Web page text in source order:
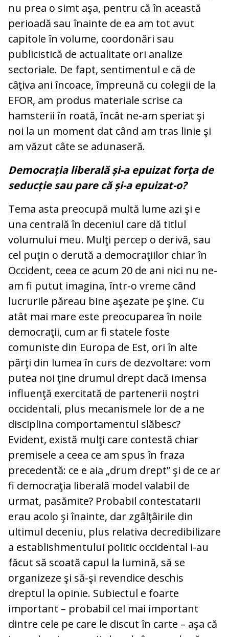
nu prea o simt aşa, pentru că în această
perioadă sau înainte de ea am tot avut
capitole în volume, coordonări sau
publicistică de actualitate ori analize
sectoriale. De fapt, sentimentul e că de
câţiva ani încoace, împreună cu colegii de la
EFOR, am produs materiale scrise ca
hamsterii în roată, încât ne-am speriat şi
noi la un moment dat când am tras linie şi
am văzut câte se adunaseră.
Democrația liberală și-a epuizat forța de
seducție sau pare că și-a epuizat-o?
Tema asta preocupă multă lume azi şi e
una centrală în deceniul care dă titlul
volumului meu. Mulţi percep o derivă, sau
cel puţin o derută a democraţiilor chiar în
Occident, ceea ce acum 20 de ani nici nu ne-
am fi putut imagina, într-o vreme când
lucrurile păreau bine aşezate pe şine. Cu
atât mai mare este preocuparea în noile
democraţii, cum ar fi statele foste
comuniste din Europa de Est, ori în alte
părţi din lumea în curs de dezvoltare: vom
putea noi ţine drumul drept dacă imensa
influenţă exercitată de partenerii noştri
occidentali, plus mecanismele lor de a ne
disciplina comportamentul slăbesc?
Evident, există mulţi care contestă chiar
premisele a ceea ce am spus în fraza
precedentă: ce e aia „drum drept” şi de ce ar
fi democraţia liberală model valabil de
urmat, pasămite? Probabil contestatarii
erau acolo şi înainte, dar zgâlţâirile din
ultimul deceniu, plus relativa decredibilizare
a establishmentului politic occidental i-au
făcut să scoată capul la lumină, să se
organizeze şi să-şi revendice deschis
dreptul la opinie. Subiectul e foarte
important – probabil cel mai important
dintre cele pe care le discut în carte – aşa că